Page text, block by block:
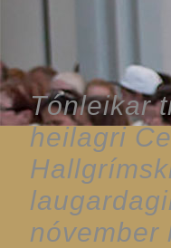
Tónleikar
heilagri
nóvember